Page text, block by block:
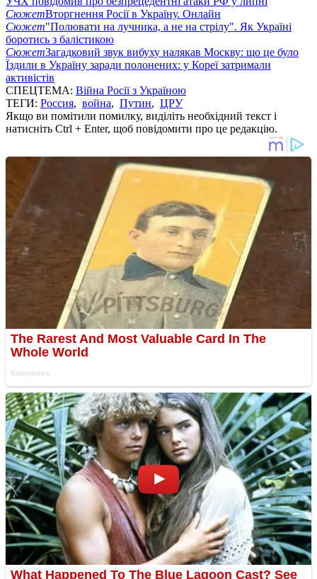
СюжетВторгнення Росії в Україну. Онлайн
Сюжет"Полювати на лучника, а не на стрілу". Як Україні
боротись з балістикою
СюжетЗагадковий звук вибуху налякав Москву: що це було
Їздили в Україну заради полонених: у Кореї затримали
активістів
СПЕЦТЕМА: Війна Росії з Україною
ТЕГИ: Россия, война, Путин, ЦРУ
Якщо ви помітили помилку, виділіть необхідний текст і
натисніть Ctrl + Enter, щоб повідомити про це редакцію.